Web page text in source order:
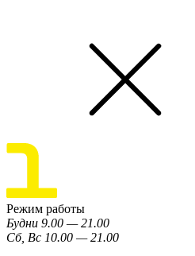
Режим работы
Будни 9.00 — 21.00
Сб, Вс 10.00 — 21.00